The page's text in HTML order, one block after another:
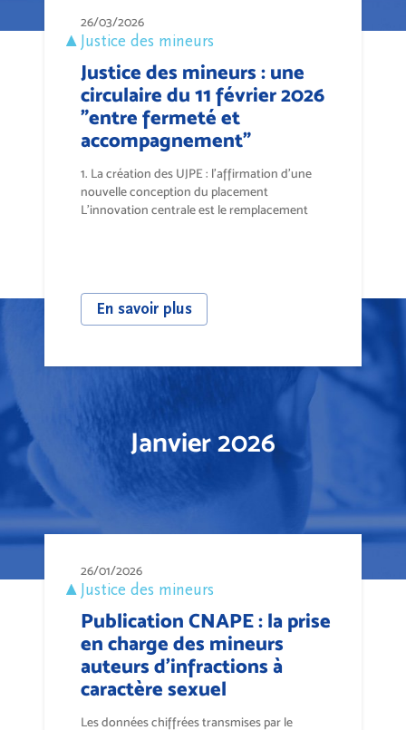
26/03/2026
Justice des mineurs
Justice des mineurs : une
circulaire du 11 février 2026
"entre fermeté et
accompagnement"
1. La création des UJPE : l’affirmation d’une
nouvelle conception du placement
L'innovation centrale est le remplacement
En savoir plus
Janvier 2026
26/01/2026
Justice des mineurs
Publication CNAPE : la prise
en charge des mineurs
auteurs d'infractions à
caractère sexuel
Les données chiffrées transmises par le